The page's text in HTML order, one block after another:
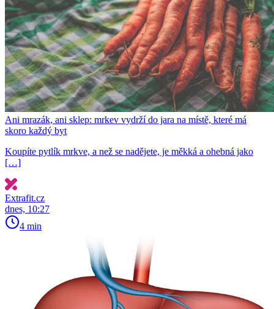
Ani mrazák, ani sklep: mrkev vydrží do jara na místě, které má
skoro každý byt
Koupíte pytlík mrkve, a než se nadějete, je měkká a ohebná jako
[…]
Extrafit.cz
dnes, 10:27
4 min